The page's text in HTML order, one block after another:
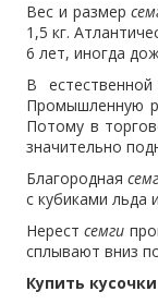
Вес и размер
1,5 кг.
6 лет, иногда
В
Промышленную
Потому в
значительно
Благородная
с кубиками льда
Нерестсемги
сплывают вниз
Купить